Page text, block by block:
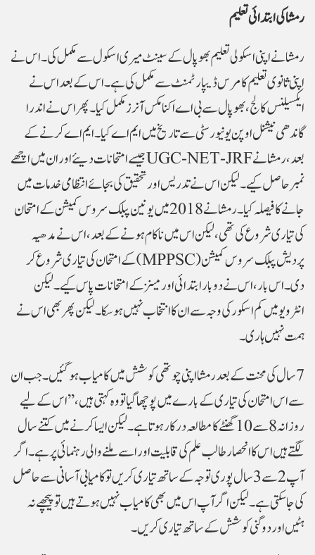
رمشا کی ابتدائی تعلیم
رمشا نے اپنی اسکولی تعلیم بھوپال کے سینٹ میری اسکول سے مکمل کی۔ اس نے
اپنی ثانوی تعلیم کامرس ڈیپارٹمنٹ سے مکمل کی ہے۔ اس کے بعد اس نے
ایکسیلنس کالج، بھوپال سے بی اے اکنامکس آنرز مکمل کیا۔ پھر اس نے اندرا
گاندھی نیشنل اوپن یونیورسٹی سے تاریخ میں ایم اے کیا۔ ایم اے کرنے کے
بعد، رمشا نےUGC-NET-JRFجیسے امتحانات دیئے اور ان میں اچھے
نمبر حاصل کیے۔ لیکن اس نے تدریس اور تحقیق کی بجائے انتظامی خدمات میں
جانے کا فیصلہ کیا۔رمشا نے 2018 میں یونین پبلک سروس کمیشن کے امتحان
کی تیاری شروع کی تھی، لیکن اس میں ناکام ہونے کے بعد، اس نے مدھیہ
پردیش پبلک سروس کمیشن (MPPSC) کے امتحان کی تیاری شروع کر
دی۔ اس بار، اس نے دو بار ابتدائی اور مینز کے امتحانات پاس کیے۔ لیکن
انٹرویو میں کم اسکور کی وجہ سے ان کا انتخاب نہیں ہو سکا۔ لیکن پھر بھی اس نے
ہمت نہیں ہاری۔
7 سال کی محنت کے بعد رمشا اپنی چوتھی کوشش میں کامیاب ہو گئیں۔ جب ان
سے اس امتحان کی تیاری کے بارے میں پوچھا گیا تو وہ کہتی ہیں، ’’اس کے لیے
روزانہ 8 سے 10 گھنٹے کا مطالعہ درکار ہوتا ہے۔ لیکن ایسا کرنے میں کتنے سال
لگتے ہیں اس کا انحصار طالب علم کی قابلیت اور اسے ملنے والی رہنمائی پر ہے۔ اگر
آپ 2 سے 3 سال پوری توجہ کے ساتھ تیاری کریں تو کامیابی آسانی سے حاصل
کی جاسکتی ہے۔ لیکن اگر آپ اس میں بھی کامیاب نہیں ہوتے ہیں تو پیچھے نہ
ہٹیں اور دوگنی کوشش کے ساتھ تیاری کریں۔